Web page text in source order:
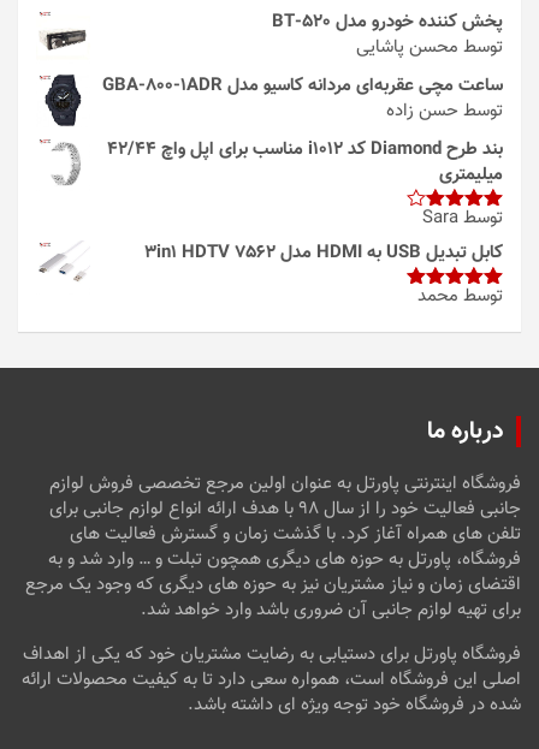
پخش کننده خودرو مدل 520-BT
توسط محسن پاشایی
ساعت مچی عقربه‌ای مردانه کاسیو مدل GBA-800-1ADR
توسط حسن زاده
بند طرح Diamond کد i1012 مناسب برای اپل واچ 42/44
میلیمتری
امتیاز4
از 5
توسط Sara
کابل تبدیل USB به HDMI مدل 3in1 HDTV 7562
امتیاز5از
توسط محمد
درباره ما
فروشگاه اینترنتی پاورتل به عنوان اولین مرجع تخصصی فروش لوازم
جانبی فعالیت خود را از سال ۹۸ با هدف ارائه انواع لوازم جانبی برای
تلفن های همراه آغاز کرد. با گذشت زمان و گسترش فعالیت های
فروشگاه، پاورتل به حوزه های دیگری همچون تبلت و … وارد شد و به
اقتضای زمان و نیاز مشتریان نیز به حوزه های دیگری که وجود یک مرجع
برای تهیه لوازم جانبی آن ضروری باشد وارد خواهد شد.
فروشگاه پاورتل برای دستیابی به رضایت مشتریان خود که یکی از اهداف
اصلی این فروشگاه است، همواره سعی دارد تا به کیفیت محصولات ارائه
شده در فروشگاه خود توجه ویژه ای داشته باشد.